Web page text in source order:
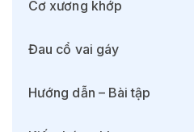
Cơ xương khớp
Đau cổ vai gáy
Hướng dẫn – Bài tập